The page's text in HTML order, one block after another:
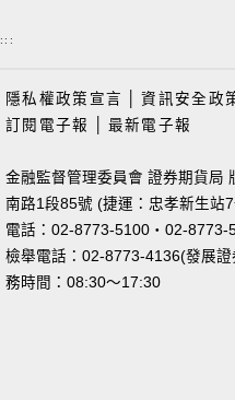
:::
隱私權政策宣言 │資訊安全政
訂閱電子報
最新電子報
金融監督管理委員會 證券期貨局
南路1段85號 (捷運：忠孝新生站
電話：02-8773-5100‧02-
檢舉電話：02-8773-4136(發展
務時間：08:30～17:30